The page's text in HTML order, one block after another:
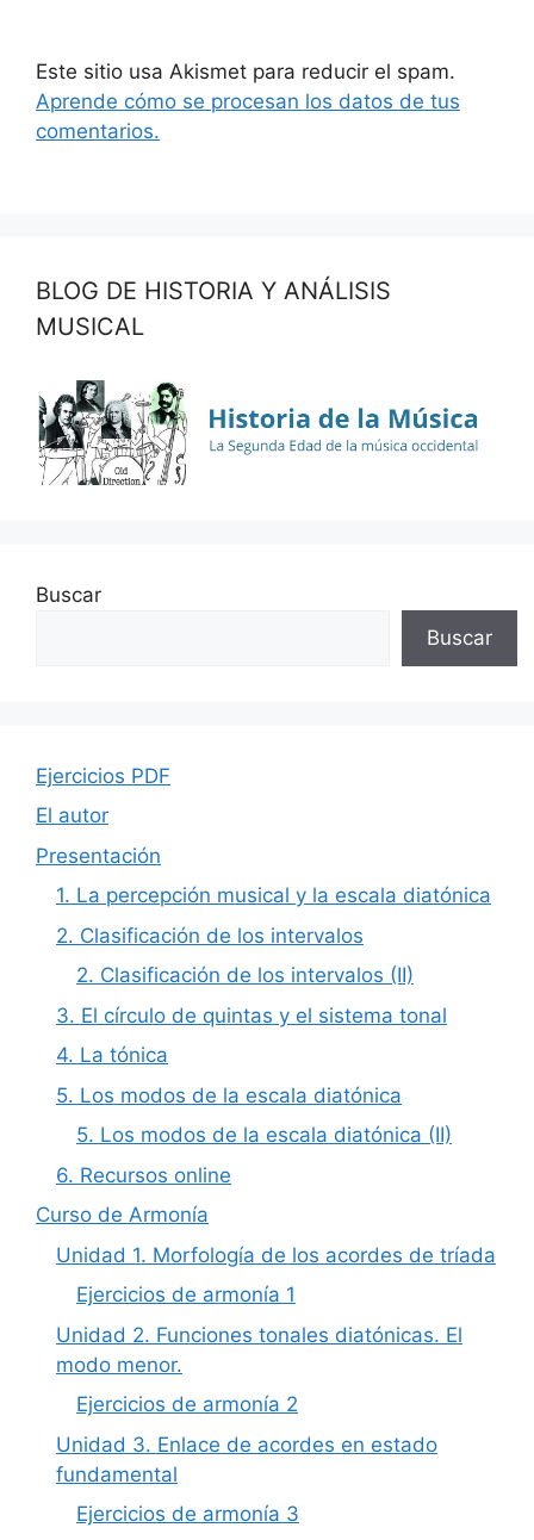
Este sitio usa Akismet para reducir el spam.
Aprende cómo se procesan los datos de tus
comentarios.
BLOG DE HISTORIA Y ANÁLISIS
MUSICAL
Buscar
Buscar
Ejercicios PDF
El autor
Presentación
1. La percepción musical y la escala diatónica
2. Clasificación de los intervalos
2. Clasificación de los intervalos (II)
3. El círculo de quintas y el sistema tonal
4. La tónica
5. Los modos de la escala diatónica
5. Los modos de la escala diatónica (II)
6. Recursos online
Curso de Armonía
Unidad 1. Morfología de los acordes de tríada
Ejercicios de armonía 1
Unidad 2. Funciones tonales diatónicas. El
modo menor.
Ejercicios de armonía 2
Unidad 3. Enlace de acordes en estado
fundamental
Ejercicios de armonía 3